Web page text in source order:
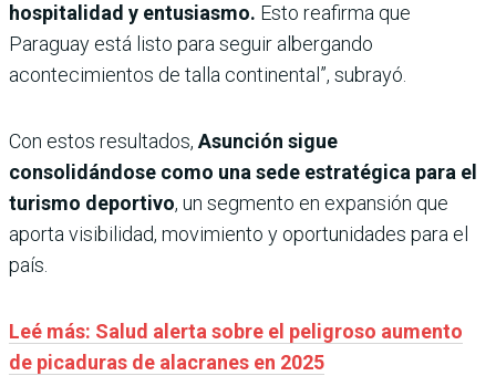
hospitalidad y entusiasmo. Esto reafirma que
Paraguay está listo para seguir albergando
acontecimientos de talla continental”, subrayó.
Con estos resultados, Asunción sigue
consolidándose como una sede estratégica para el
turismo deportivo, un segmento en expansión que
aporta visibilidad, movimiento y oportunidades para el
país.
Leé más: Salud alerta sobre el peligroso aumento
de picaduras de alacranes en 2025